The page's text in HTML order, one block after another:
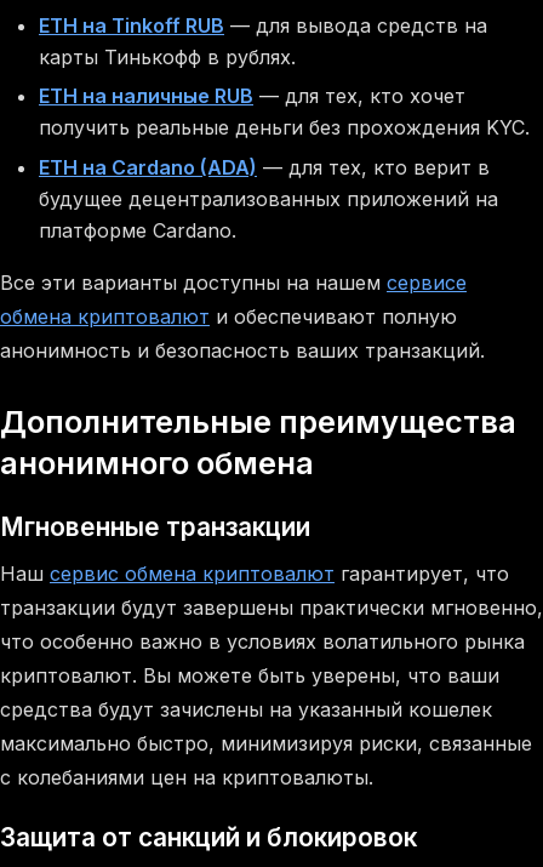
ETH на Tinkoff RUB — для вывода средств на
карты Тинькофф в рублях.
ETH на наличные RUB — для тех, кто хочет
получить реальные деньги без прохождения KYC.
ETH на Cardano (ADA) — для тех, кто верит в
будущее децентрализованных приложений на
платформе Cardano.
Все эти варианты доступны на нашем сервисе
обмена криптовалют и обеспечивают полную
анонимность и безопасность ваших транзакций.
Дополнительные преимущества
анонимного обмена
Мгновенные транзакции
Наш сервис обмена криптовалют гарантирует, что
транзакции будут завершены практически мгновенно,
что особенно важно в условиях волатильного рынка
криптовалют. Вы можете быть уверены, что ваши
средства будут зачислены на указанный кошелек
максимально быстро, минимизируя риски, связанные
с колебаниями цен на криптовалюты.
Защита от санкций и блокировок